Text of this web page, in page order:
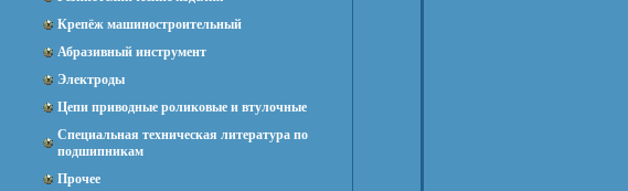
Крепёж машиностроительный
Абразивный инструмент
Электроды
Цепи приводные роликовые и втулочные
Специальная техническая литература по
подшипникам
Прочее